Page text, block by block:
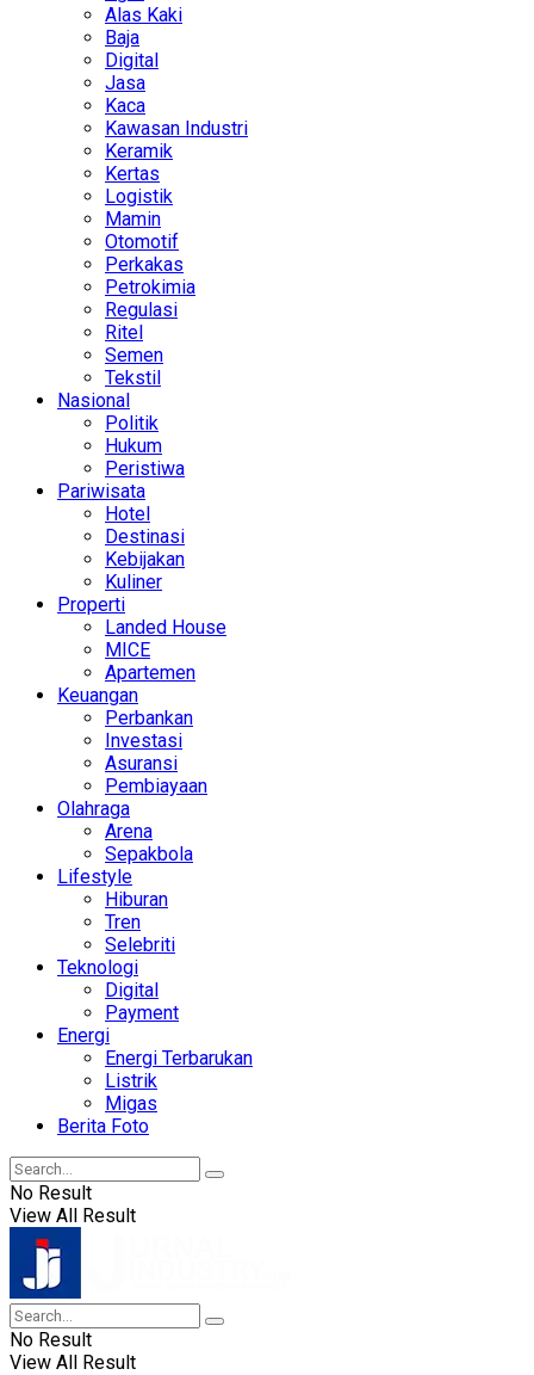
Alas Kaki
Baja
Digital
Jasa
Kaca
Kawasan Industri
Keramik
Kertas
Logistik
Mamin
Otomotif
Perkakas
Petrokimia
Regulasi
Ritel
Semen
Tekstil
Nasional
Politik
Hukum
Peristiwa
Pariwisata
Hotel
Destinasi
Kebijakan
Kuliner
Properti
Landed House
MICE
Apartemen
Keuangan
Perbankan
Investasi
Asuransi
Pembiayaan
Olahraga
Arena
Sepakbola
Lifestyle
Hiburan
Tren
Selebriti
Teknologi
Digital
Payment
Energi
Energi Terbarukan
Listrik
Migas
Berita Foto
No Result
View All Result
No Result
View All Result